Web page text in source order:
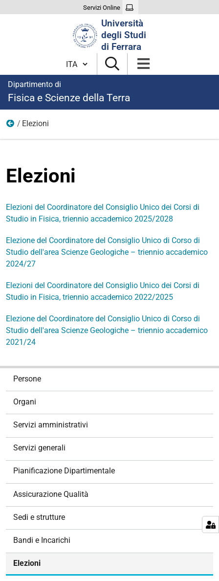
Servizi Online
Università
degli Studi
di Ferrara
Cambia lingua
Dipartimento di
Fisica e Scienze della Terra
Organizzazione
Elezioni
Elezioni
Elezioni del Coordinatore del Consiglio Unico dei Corsi di
Studio in Fisica, triennio accademico 2025/2028
Elezione del Coordinatore del Consiglio Unico di Corso di
Studio dell'area Scienze Geologiche – triennio accademico
2024/27
Elezioni del Coordinatore del Consiglio Unico dei Corsi di
Studio in Fisica, triennio accademico 2022/2025
Elezione del Coordinatore del Consiglio Unico di Corso di
Studio dell'area Scienze Geologiche – triennio accademico
2021/24
Persone
Organi
Servizi amministrativi
Servizi generali
Pianificazione Dipartimentale
Assicurazione Qualità
Sedi e strutture
Bandi e Incarichi
Elezioni